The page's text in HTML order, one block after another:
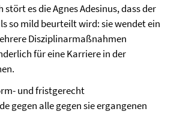
es die Agnes Adesinus, dass der
so mild beurteilt wird: sie wendet ein
Disziplinarmaßnahmen
für eine Karriere in der
und fristgerecht
gegen alle gegen sie ergangenen